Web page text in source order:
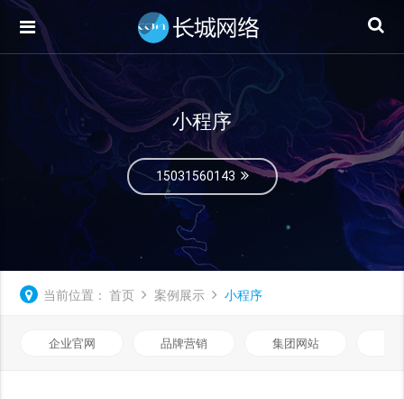
小程序
15031560143
当前位置： 首页 案例展示 小程序
企业官网 品牌营销 集团网站